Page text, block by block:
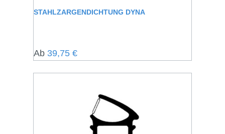
STAHLZARGENDICHTUNG DYNA
Regulärer Preis:
Ab 39,75 €